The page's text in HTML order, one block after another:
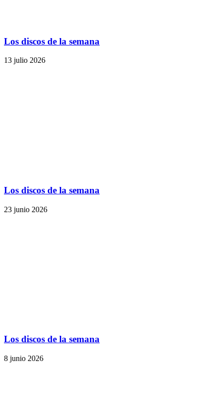
Los discos de la semana
13 julio 2026
Los discos de la semana
23 junio 2026
Los discos de la semana
8 junio 2026